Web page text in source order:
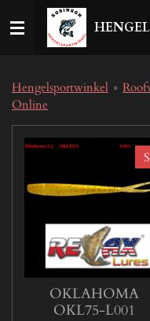
direct
hoofdinhoud
Hengelsportwinkel
Online
»
OKLAHOMA
OKL75-L001